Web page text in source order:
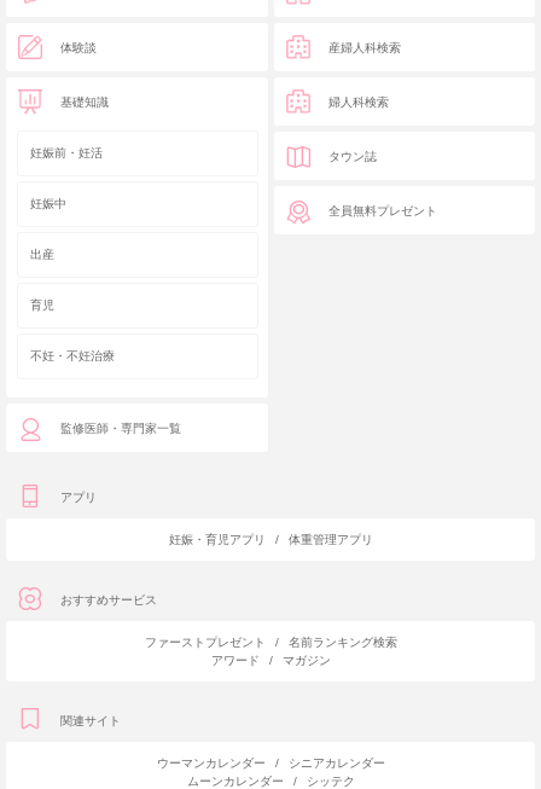
体験談
基礎知識
妊娠前・妊活
妊娠中
出産
育児
不妊・不妊治療
監修医師・専門家一覧
産婦人科検索
婦人科検索
タウン誌
全員無料プレゼント
アプリ
妊娠・育児アプリ / 体重管理アプリ
おすすめサービス
ファーストプレゼント /
名前ランキング検索
アワード
/ マガジン
関連サイト
ウーマンカレンダー /
シニアカレンダー
ムーンカレンダー
/
シッテク